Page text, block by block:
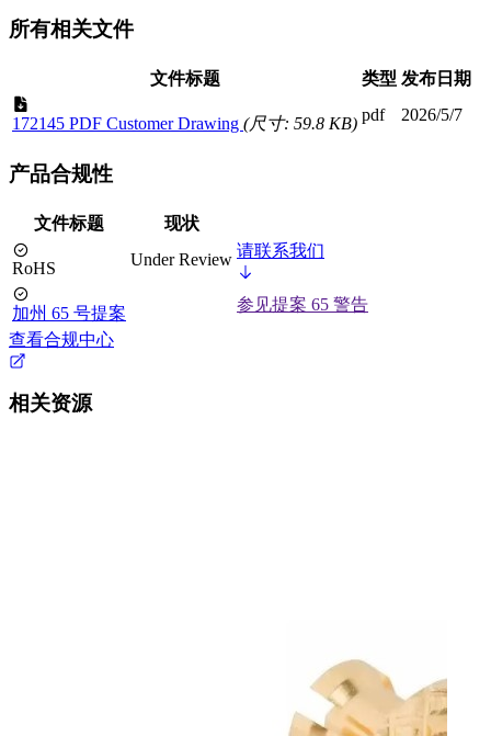
所有相关文件
文件标题 类型 发布日期
172145 PDF Customer Drawing (尺寸: 59.8 KB) pdf 2026/5/7
产品合规性
文件标题 现状
RoHS Under Review 请联系我们
加州 65 号提案
参见提案 65 警告
查看合规中心
相关资源